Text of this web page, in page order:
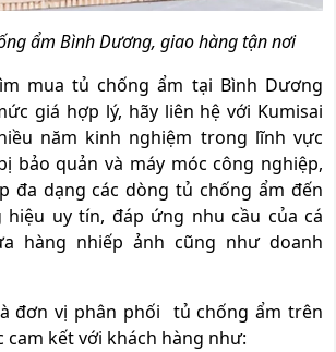
ẩm Bình Dương, giao hàng tận nơi
mua tủ chống ẩm tại Bình Dương
giá hợp lý, hãy liên hệ với Kumisai
năm kinh nghiệm trong lĩnh vực
bảo quản và máy móc công nghiệp,
đa dạng các dòng tủ chống ẩm đến
uy tín, đáp ứng nhu cầu của cá
hàng nhiếp ảnh cũng như doanh
đơn vị phân phối tủ chống ẩm trên
cam kết với khách hàng như: